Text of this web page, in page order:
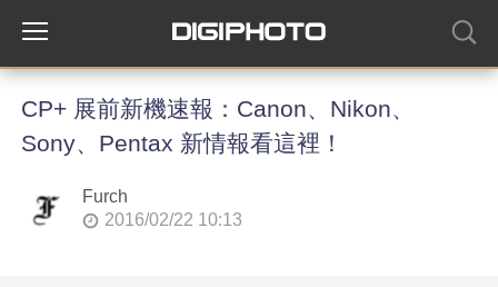
CP+ 展前新機速報：Canon、Nikon、
Sony、Pentax 新情報看這裡！
Furch
2016/02/22 10:13